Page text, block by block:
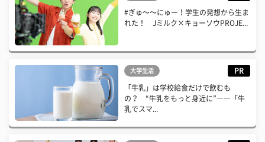
#ぎゅ〜〜にゅー！学生の発想から生ま
れた！ Jミルク×キョーソウPROJE...
大学生活 PR
「牛乳」は学校給食だけで飲むも
の？ “牛乳をもっと身近に”――「牛
乳でスマ...